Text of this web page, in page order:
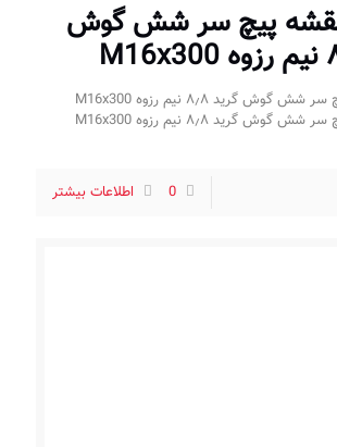
نقشه پیچ سر شش گوش
اندازه و نقشه پیچ سر شش گوش گرید ۸٫۸ نیم رزوه M16x300
اندازه و نقشه پیچ سر شش گوش گرید ۸٫۸ نیم رزوه M16x300
0 اطلاعات بیشتر